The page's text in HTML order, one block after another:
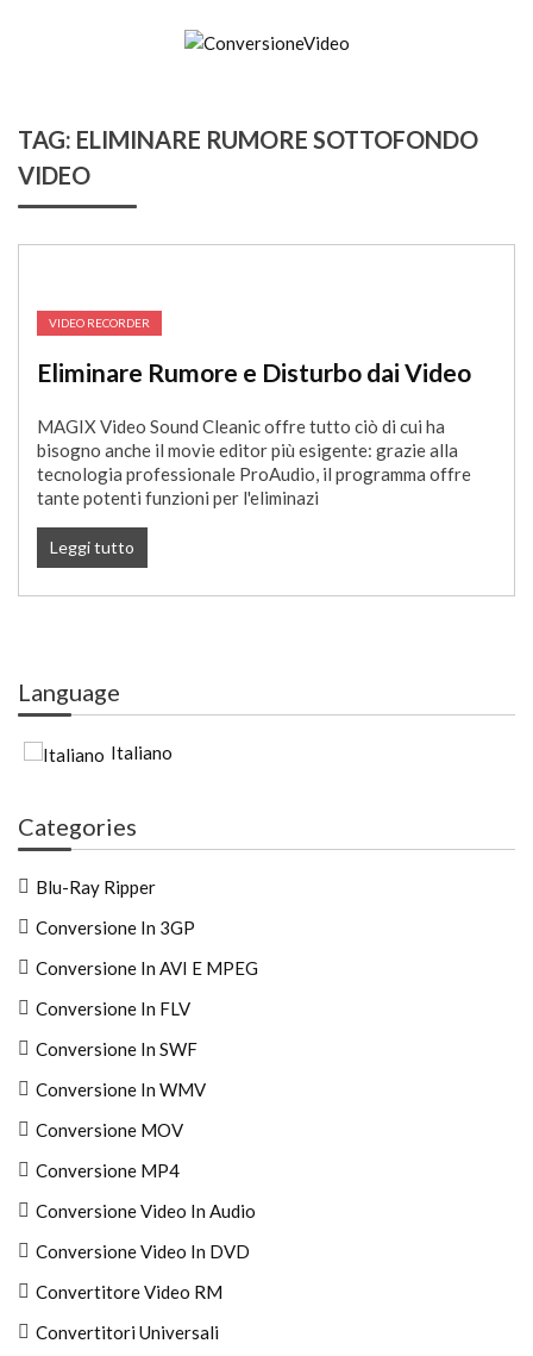
TAG: ELIMINARE RUMORE SOTTOFONDO
VIDEO
VIDEO RECORDER
Eliminare Rumore e Disturbo dai Video
MAGIX Video Sound Cleanic offre tutto ciò di cui ha
bisogno anche il movie editor più esigente: grazie alla
tecnologia professionale ProAudio, il programma offre
tante potenti funzioni per l'eliminazi
Leggi tutto
Language
Italiano
Categories
Blu-Ray Ripper
Conversione In 3GP
Conversione In AVI E MPEG
Conversione In FLV
Conversione In SWF
Conversione In WMV
Conversione MOV
Conversione MP4
Conversione Video In Audio
Conversione Video In DVD
Convertitore Video RM
Convertitori Universali